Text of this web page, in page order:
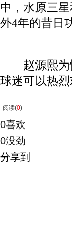
中，水原三
外4年的昔日
赵源熙为恒
球迷可以热
阅读(0)
0喜欢
0没劲
分享到